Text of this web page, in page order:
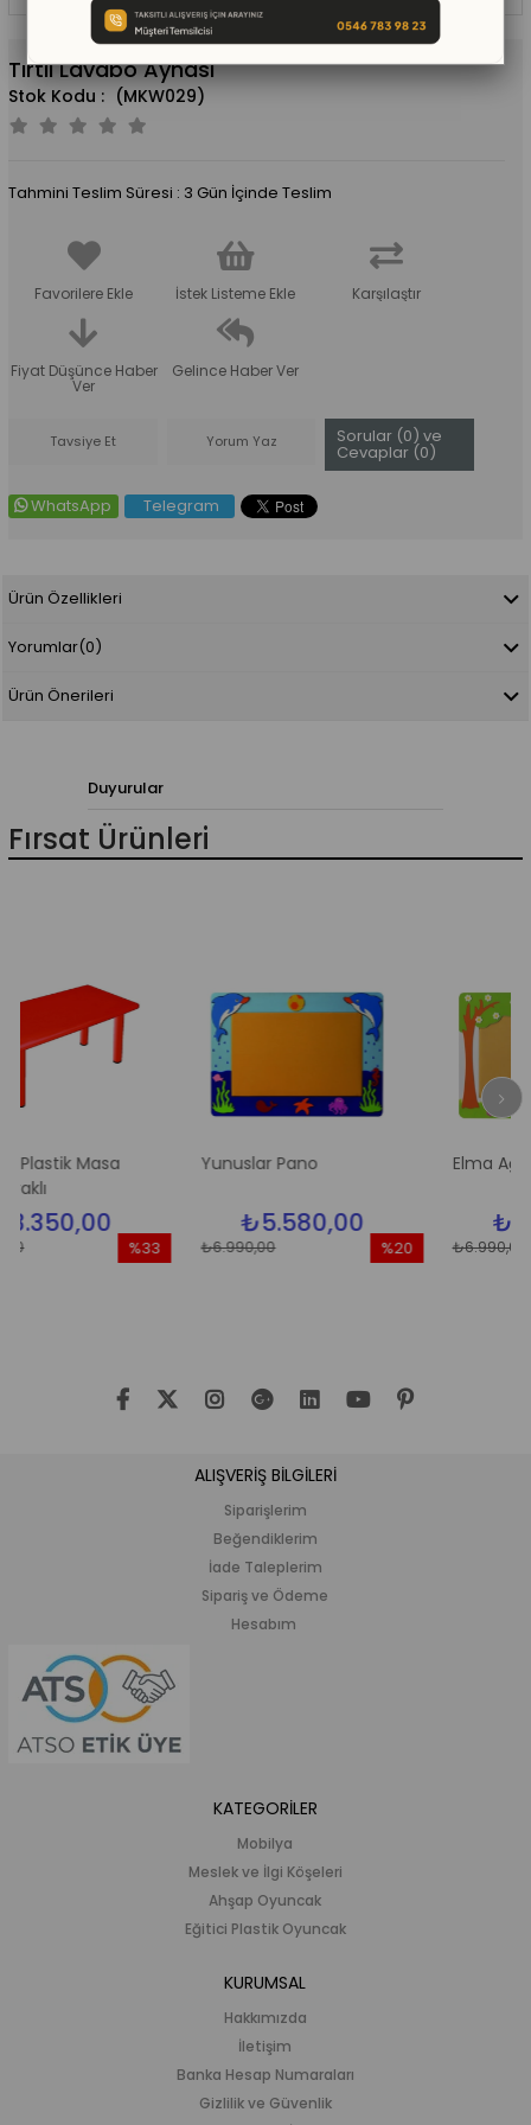
Tırtıl Lavabo Aynası
(MKW029)
Tahmini Teslim Süresi : 3 Gün İçinde Teslim
Favorilere Ekle İstek Listeme Ekle Karşılaştır
Fiyat Düşünce Haber
Ver
Gelince Haber Ver
Tavsiye Et Yorum Yaz Sorular (0) ve
Cevaplar (0)
WhatsApp Telegram
Ürün Özellikleri
Yorumlar(0)
Ürün Önerileri
Duyurular
Fırsat Ürünleri
Masa Yunuslar Pano
₺5.580,00
₺6.990,00
Elma Ağacı
₺6.990,00
ALIŞVERİŞ BİLGİLERİ
Siparişlerim
Beğendiklerim
İade Taleplerim
Sipariş ve Ödeme
Hesabım
KATEGORİLER
Mobilya
Meslek ve İlgi Köşeleri
Ahşap Oyuncak
Eğitici Plastik Oyuncak
KURUMSAL
Hakkımızda
İletişim
Banka Hesap Numaraları
Gizlilik ve Güvenlik